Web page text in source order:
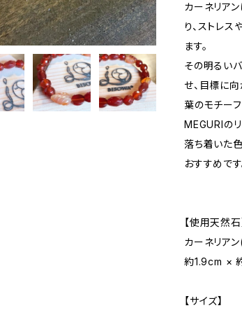
カーネリア
り、ストレ
ます。
その明るい
せ、目標に
葉のモチー
MEGURIの
落ち着いた
おすすめです
【使用天然石
カーネリア
約1.9cm ×
【サイズ】